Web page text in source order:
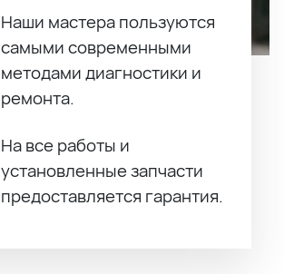
Наши мастера пользуются
самыми современными
методами диагностики и
ремонта.
На все работы и
установленные запчасти
предоставляется гарантия.